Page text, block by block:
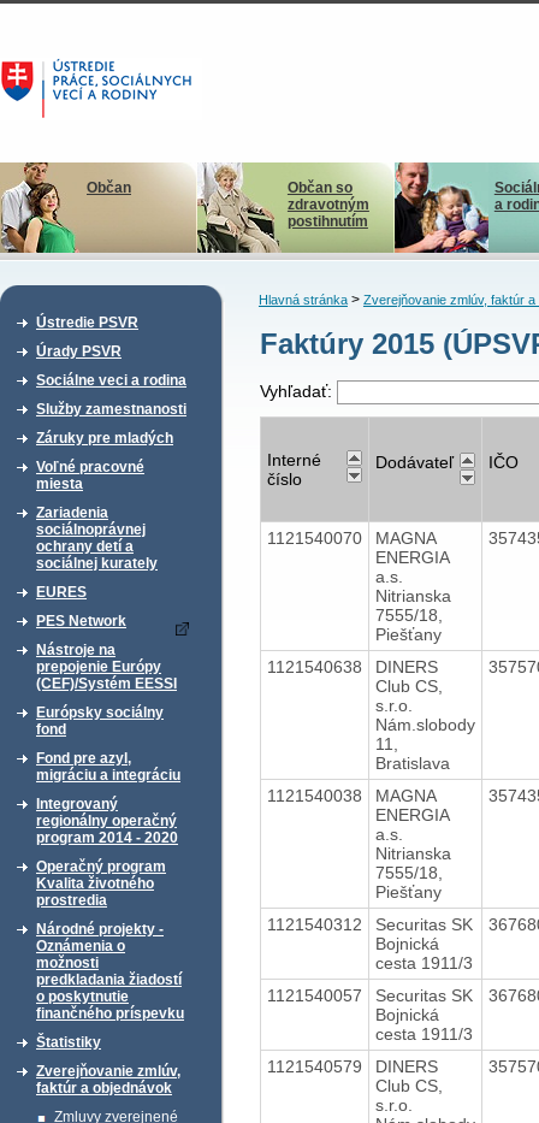
Občan
Občan so
zdravotným
postihnutím
a
Ústredie PSVR
Úrady PSVR
Sociálne veci a rodina
Služby zamestnanosti
Záruky pre mladých
Voľné pracovné
miesta
Zariadenia
sociálnoprávnej
ochrany detí a
sociálnej kurately
EURES
PES Network
Nástroje na
prepojenie Európy
(CEF)/Systém EESSI
Európsky sociálny
fond
Fond pre azyl,
migráciu a integráciu
Integrovaný
regionálny operačný
program 2014 - 2020
Operačný program
Kvalita životného
prostredia
Národné projekty -
Oznámenia o
možnosti
predkladania žiadostí
o poskytnutie
finančného príspevku
Štatistiky
Zverejňovanie zmlúv,
faktúr a objednávok
Zmluvy zverejnené
Hlavná stránka> Zverejňovanie zmlúv, faktúr a
Faktúry 2015
Vyhľadať:
Interné
číslo
Dodávateľ IČO
1121540070
MAGNA
ENERGIA
a.s.
Nitrianska
7555/18,
Piešťany
1121540638
DINERS
Club CS,
s.r.o.
Nám.slobody
11,
Bratislava
1121540038
MAGNA
ENERGIA
a.s.
Nitrianska
7555/18,
Piešťany
1121540312
Securitas SK
Bojnická
cesta 1911/3
1121540057
Securitas SK
Bojnická
cesta 1911/3
1121540579
DINERS
Club CS,
s.r.o.